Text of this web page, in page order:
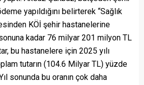
yapıldığını belirterek “Sağlık
KÖİ şehir hastanelerine
kadar 76 milyar 201 milyon TL
bu hastanelere için 2025 yılı
tutarın (104.6 Milyar TL) yüzde
sonunda bu oranın çok daha